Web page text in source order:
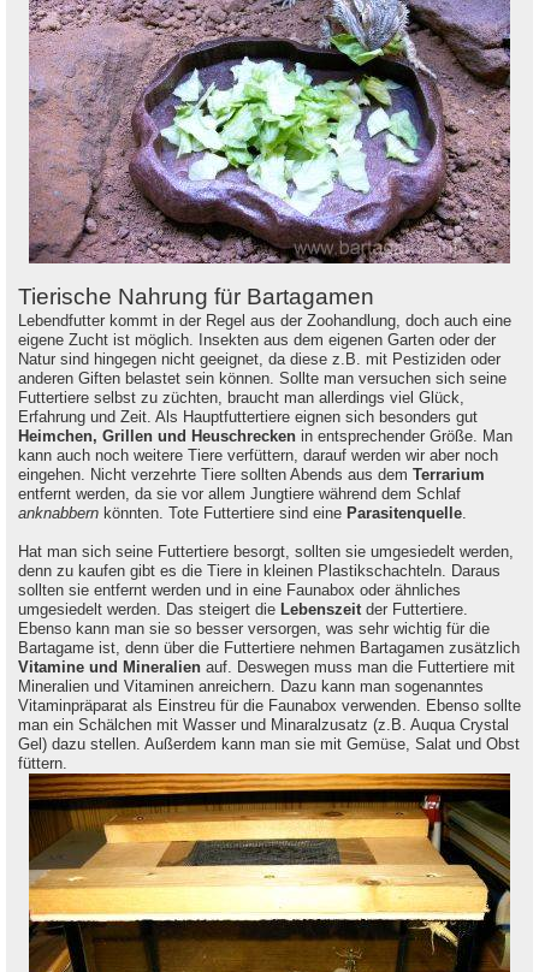
Tierische Nahrung für Bartagamen
Lebendfutter kommt in der Regel aus der Zoohandlung, doch auch eine
eigene Zucht ist möglich. Insekten aus dem eigenen Garten oder der
Natur sind hingegen nicht geeignet, da diese z.B. mit Pestiziden oder
anderen Giften belastet sein können. Sollte man versuchen sich seine
Futtertiere selbst zu züchten, braucht man allerdings viel Glück,
Erfahrung und Zeit. Als Hauptfuttertiere eignen sich besonders gut
Heimchen, Grillen und Heuschrecken in entsprechender Größe. Man
kann auch noch weitere Tiere verfüttern, darauf werden wir aber noch
eingehen. Nicht verzehrte Tiere sollten Abends aus dem Terrarium
entfernt werden, da sie vor allem Jungtiere während dem Schlaf
anknabbern könnten. Tote Futtertiere sind eine Parasitenquelle.
Hat man sich seine Futtertiere besorgt, sollten sie umgesiedelt werden,
denn zu kaufen gibt es die Tiere in kleinen Plastikschachteln. Daraus
sollten sie entfernt werden und in eine Faunabox oder ähnliches
umgesiedelt werden. Das steigert die Lebenszeitder Futtertiere.
Ebenso kann man sie so besser versorgen, was sehr wichtig für die
Bartagame ist, denn über die Futtertiere nehmen Bartagamen zusätzlich
Vitamine und Mineralien auf. Deswegen muss man die Futtertiere mit
Mineralien und Vitaminen anreichern. Dazu kann man sogenanntes
Vitaminpräparat als Einstreu für die Faunabox verwenden. Ebenso sollte
man ein Schälchen mit Wasser und Minaralzusatz (z.B. Auqua Crystal
Gel) dazu stellen. Außerdem kann man sie mit Gemüse, Salat und Obst
füttern.